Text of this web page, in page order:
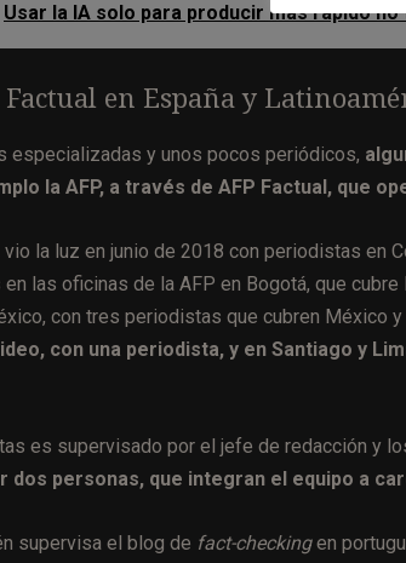
Usar la IA solo para producir más rápido
Factual en España y
especializadas y unos pocos periódicos,
la AFP, a través de AFP Factual, que
vio la luz en junio de 2018 con periodistas en
las oficinas de la AFP en Bogotá, que
con tres periodistas que cubren México y
con una periodista, y en Santiago y
es supervisado por el jefe de redacción y
dos personas, que integran el equipo a
supervisa el blog de fact-checkingen